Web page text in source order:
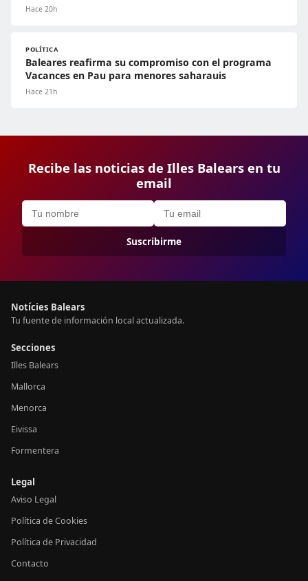
Hace 20h
POLÍTICA
Baleares reafirma su compromiso con el programa
Vacances en Pau para menores saharauis
Hace 21h
Recibe las noticias de Illes Balears en tu
email
Suscribirme
Notícies Balears
Tu fuente de información local actualizada.
Secciones
Illes Balears
Mallorca
Menorca
Eivissa
Formentera
Legal
Aviso Legal
Política de Cookies
Política de Privacidad
Contacto